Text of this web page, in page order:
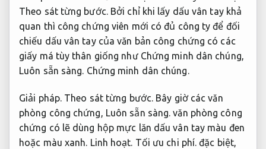
Theo sát từng bước.Bởi chỉ khi lấy dấu vân tay khả
quan thì công chứng viên mới có đủ công ty để đối
chiếu dấu vân tay của văn bản công chứng có các
giấy má tùy thân giống như Chứng minh dân chúng,
Luôn sẵn sàng. Chứng minh dân chúng.
Giải pháp. Theo sát từng bước. Bây giờ các văn
phòng công chứng, Luôn sẵn sàng. văn phòng công
chứng có lẽ dùng hộp mực lăn dấu vân tay màu đen
hoặc màu xanh. Linh hoạt. Tối ưu chi phí. đặc biệt,